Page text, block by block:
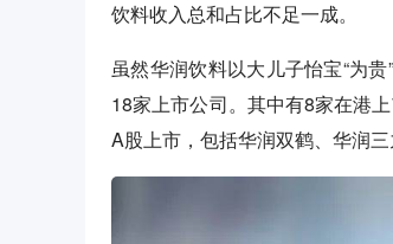
饮料收入总和占比不足一成。
虽然华润饮料以大儿子怡宝“为
18家上市公司。其中有8家在港
A股上市，包括华润双鹤、华润